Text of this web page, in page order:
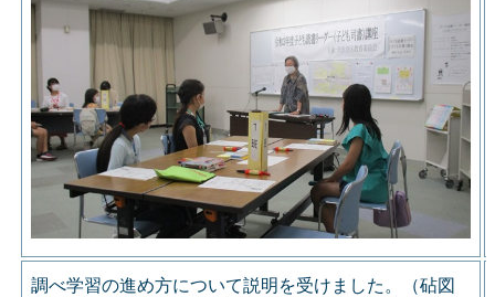
調べ学習の進め方について説明を受けました。（砧図